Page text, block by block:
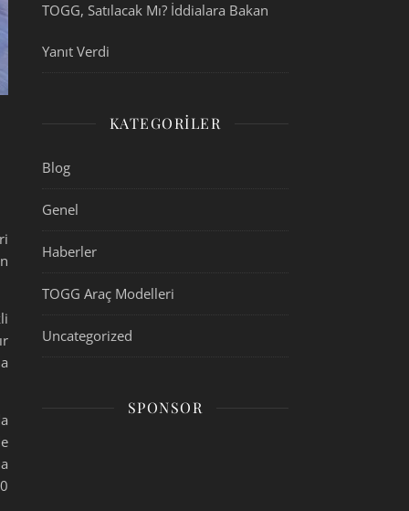
TOGG, Satılacak Mı? İddialara Bakan
Yanıt Verdi
KATEGORILER
Blog
Genel
Haberler
TOGG Araç Modelleri
Uncategorized
SPONSOR